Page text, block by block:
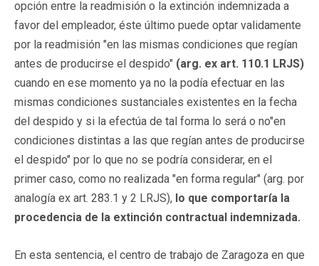
opción entre la readmisión o la extinción indemnizada a
favor del empleador, éste último puede optar validamente
por la readmisión "en las mismas condiciones que regían
antes de producirse el despido" (arg. ex art. 110.1 LRJS)
cuando en ese momento ya no la podía efectuar en las
mismas condiciones sustanciales existentes en la fecha
del despido y si la efectúa de tal forma lo será o no"en
condiciones distintas a las que regían antes de producirse
el despido" por lo que no se podría considerar, en el
primer caso, como no realizada "en forma regular" (arg. por
analogía ex art. 283.1 y 2 LRJS), lo que comportaría la
procedencia de la extinción contractual indemnizada.
En esta sentencia, el centro de trabajo de Zaragoza en que